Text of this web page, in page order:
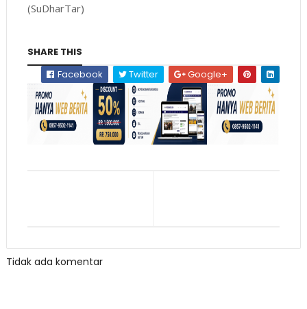
(SuDharTar)
SHARE THIS
Facebook
Twitter Google+
Tidak ada komentar